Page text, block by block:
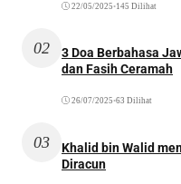
22/05/2025 •145 Dilihat
02
3 Doa Berbahasa
dan Fasih Ceramah
26/07/2025 •63 Dilihat
03
Khalid bin Walid
Diracun